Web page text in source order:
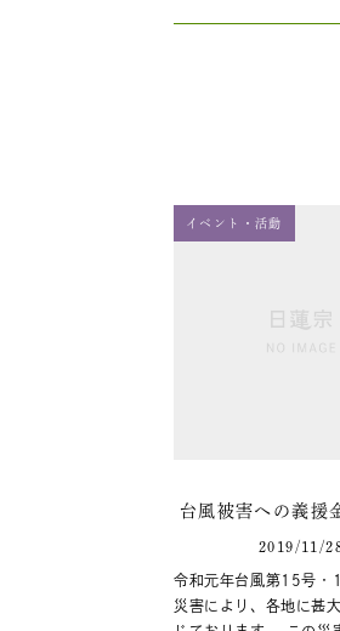
イベント・活動
台風被害への義援
2019/11/
令和元年台風第15号・
災害により、各地に甚